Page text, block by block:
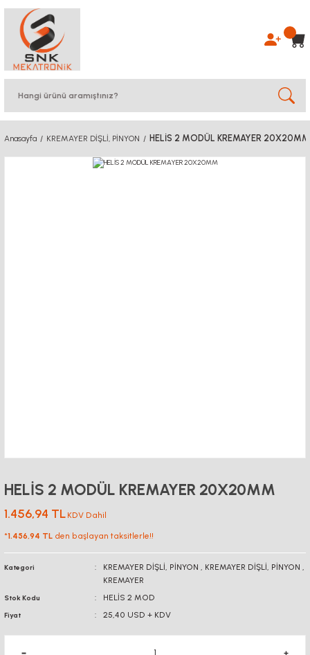
Anasayfa KREMAYER DİŞLİ, PİNYON HELİS 2 MODÜL KREMAYER 20X20MM
HELİS 2 MODÜL KREMAYER 20X20MM
1.456,94 TL KDV Dahil
*1.456,94 TL den başlayan taksitlerle!!
Kategori KREMAYER DİŞLİ, PİNYON , KREMAYER DİŞLİ, PİNYON ,
KREMAYER
Stok Kodu HELİS 2 MOD
Fiyat 25,40 USD + KDV